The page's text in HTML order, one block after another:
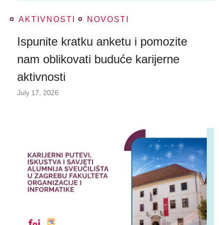
AKTIVNOSTI NOVOSTI
Ispunite kratku anketu i pomozite
nam oblikovati buduće karijerne
aktivnosti
July 17, 2026